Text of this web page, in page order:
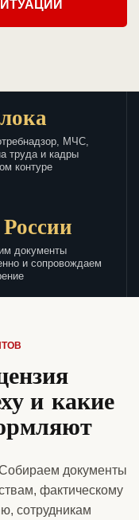
МЧС,
труда и кадры
контуре
документы
и сопровождаем
и какие
документы
фактическому
сотрудникам